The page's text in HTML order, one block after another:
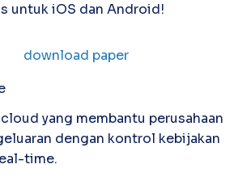
untuk iOS dan Android!
yang membantu perusahaan
dengan kontrol kebijakan
time.